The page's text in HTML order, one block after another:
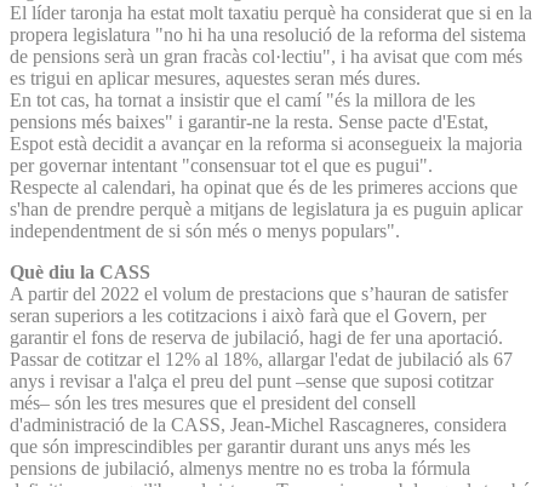
El líder taronja ha estat molt taxatiu perquè ha considerat que si en la
propera legislatura "no hi ha una resolució de la reforma del sistema
de pensions serà un gran fracàs col·lectiu", i ha avisat que com més
es trigui en aplicar mesures, aquestes seran més dures.
En tot cas, ha tornat a insistir que el camí "és la millora de les
pensions més baixes" i garantir-ne la resta. Sense pacte d'Estat,
Espot està decidit a avançar en la reforma si aconsegueix la majoria
per governar intentant "consensuar tot el que es pugui".
Respecte al calendari, ha opinat que és de les primeres accions que
s'han de prendre perquè a mitjans de legislatura ja es puguin aplicar
independentment de si són més o menys populars".
Què diu la CASS
A partir del 2022 el volum de prestacions que s’hauran de satisfer
seran superiors a les cotitzacions i això farà que el Govern, per
garantir el fons de reserva de jubilació, hagi de fer una aportació.
Passar de cotitzar el 12% al 18%, allargar l'edat de jubilació als 67
anys i revisar a l'alça el preu del punt –sense que suposi cotitzar
més– són les tres mesures que el president del consell
d'administració de la CASS, Jean-Michel Rascagneres, considera
que són imprescindibles per garantir durant uns anys més les
pensions de jubilació, almenys mentre no es troba la fórmula